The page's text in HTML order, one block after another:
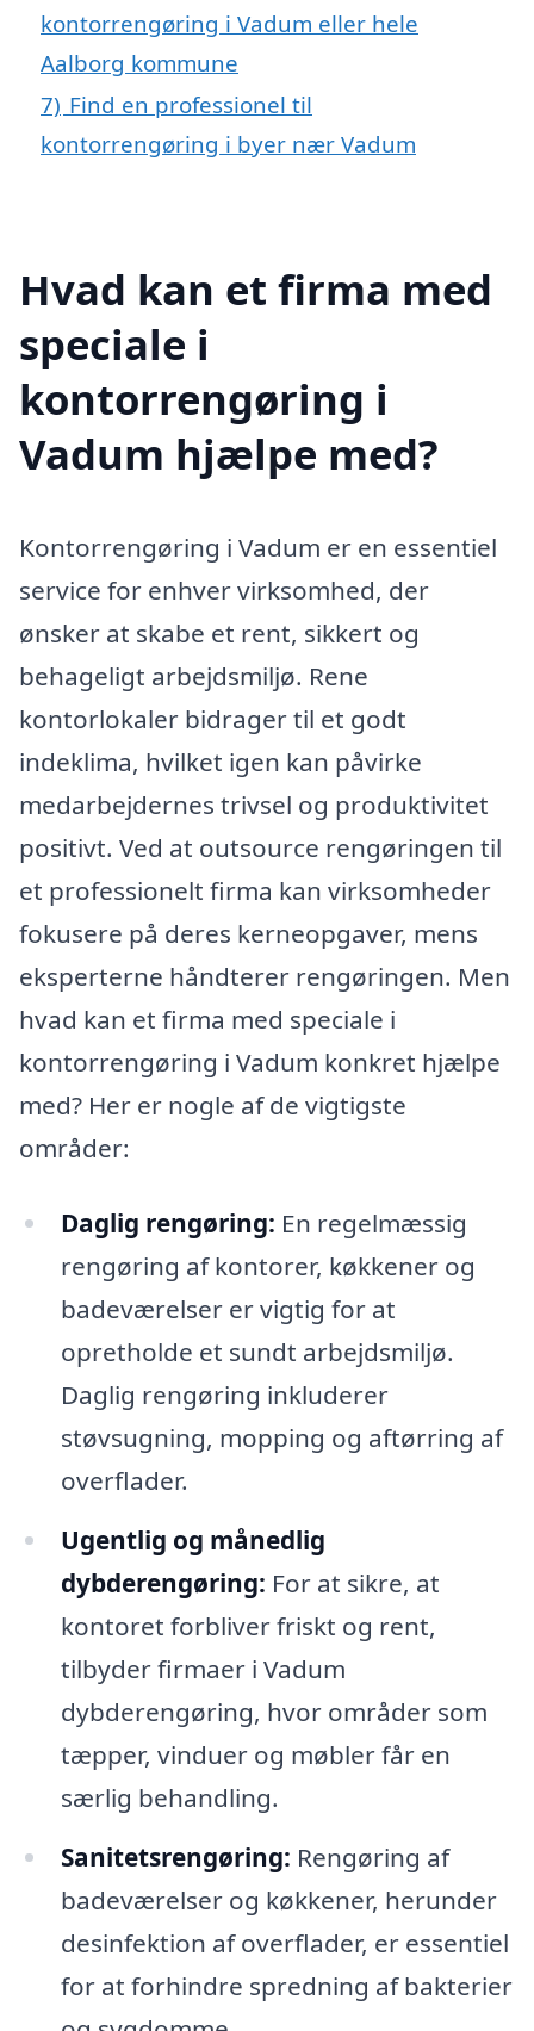
kontorrengøring i Vadum eller hele
Aalborg kommune
7) Find en professionel til
kontorrengøring i byer nær Vadum
Hvad kan et firma med
speciale i
kontorrengøring i
Vadum hjælpe med?
Kontorrengøring i Vadum er en essentiel
service for enhver virksomhed, der
ønsker at skabe et rent, sikkert og
behageligt arbejdsmiljø. Rene
kontorlokaler bidrager til et godt
indeklima, hvilket igen kan påvirke
medarbejdernes trivsel og produktivitet
positivt. Ved at outsource rengøringen til
et professionelt firma kan virksomheder
fokusere på deres kerneopgaver, mens
eksperterne håndterer rengøringen. Men
hvad kan et firma med speciale i
kontorrengøring i Vadum konkret hjælpe
med? Her er nogle af de vigtigste
områder:
Daglig rengøring: En regelmæssig
rengøring af kontorer, køkkener og
badeværelser er vigtig for at
opretholde et sundt arbejdsmiljø.
Daglig rengøring inkluderer
støvsugning, mopping og aftørring af
overflader.
Ugentlig og månedlig
dybderengøring: For at sikre, at
kontoret forbliver friskt og rent,
tilbyder firmaer i Vadum
dybderengøring, hvor områder som
tæpper, vinduer og møbler får en
særlig behandling.
Sanitetsrengøring: Rengøring af
badeværelser og køkkener, herunder
desinfektion af overflader, er essentiel
for at forhindre spredning af bakterier